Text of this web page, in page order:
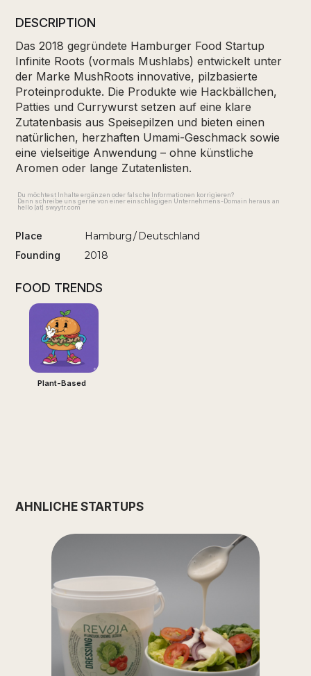
DESCRIPTION
Das 2018 gegründete Hamburger Food Startup
Infinite Roots (vormals Mushlabs) entwickelt unter
der Marke MushRoots innovative, pilzbasierte
Proteinprodukte. Die Produkte wie Hackbällchen,
Patties und Currywurst setzen auf eine klare
Zutatenbasis aus Speisepilzen und bieten einen
natürlichen, herzhaften Umami-Geschmack sowie
eine vielseitige Anwendung – ohne künstliche
Aromen oder lange Zutatenlisten.
Du möchtest Inhalte ergänzen oder falsche Informationen korrigieren?
Dann schreibe uns gerne von einer einschlägigen Unternehmens-Domain heraus an
hello [at] swyytr.com
Place Hamburg/ Deutschland
Founding 2018
FOOD TRENDS
Plant-Based
ÄHNLICHE STARTUPS